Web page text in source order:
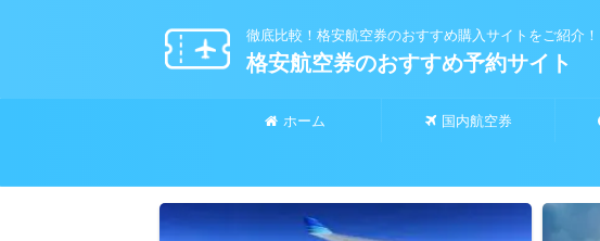
徹底比較！格安航空券のおすすめ購入サイトをご紹介！
格安航空券のおすすめ予約サイト
ホーム 国内航空券